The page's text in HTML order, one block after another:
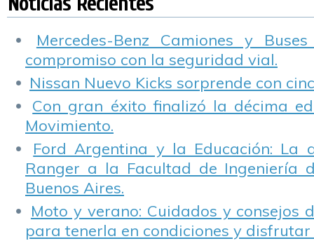
Vial
Mercedes-Benz Camiones y
compromiso con la seguridad vial.
Nissan Nuevo Kicks sorprende con
Con gran éxito finalizó la décima
Movimiento.
Ford Argentina y la Educación: La
Ranger a la Facultad de Ingeniería
Buenos Aires.
Moto y verano: Cuidados y consejos
para tenerla en condiciones y disfrutar